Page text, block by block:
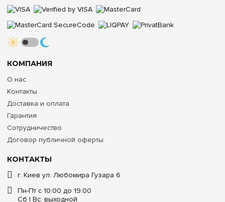
КОНТАКТЫ
г. Киев ул. Любомира Гузара 6
Пн-Пт с 10:00 до 19:00
Сб | Вс: выходной
КОМПАНИЯ
О нас
Контакты
Доставка и оплата
Гарантия
Сотрудничество
Договор публичной оферты